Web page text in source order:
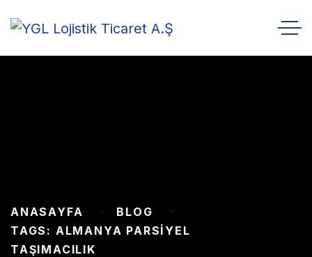
ANASAYFA
BLOG
TAGS: ALMANYA PARSIYEL
TAŞIMACILIK